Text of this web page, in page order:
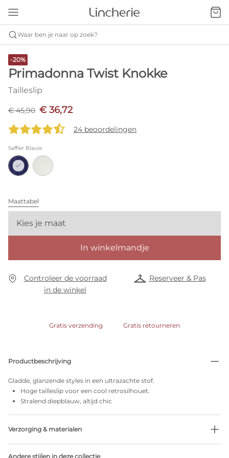
Waar ben je naar op zoek?
-20%
Primadonna Twist Knokke
Tailleslip
€ 45,90 € 36,72
24 beoordelingen
Saffier Blauw
Maattabel
Kies je maat
In winkelmandje
Controleer de voorraad
in de winkel
Reserveer & Pas
Gratis verzending Gratis retourneren
Productbeschrijving
Gladde, glanzende styles in een ultrazachte stof.
Hoge tailleslip voor een cool retrosilhouet.
Stralend diepblauw, altijd chic
Verzorging & materialen
Andere stijlen in deze collectie